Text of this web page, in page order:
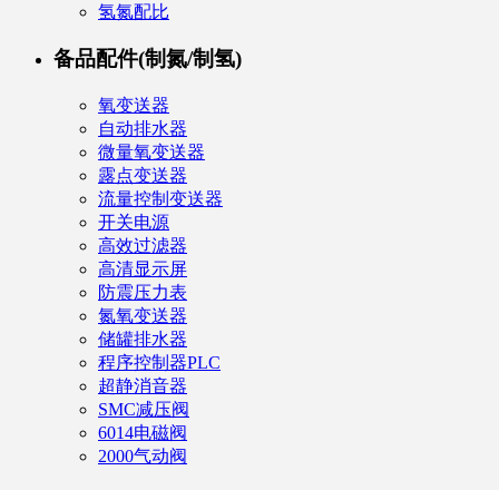
氢氮配比
备品配件(制氮/制氢)
氧变送器
自动排水器
微量氧变送器
露点变送器
流量控制变送器
开关电源
高效过滤器
高清显示屏
防震压力表
氮氧变送器
储罐排水器
程序控制器PLC
超静消音器
SMC减压阀
6014电磁阀
2000气动阀